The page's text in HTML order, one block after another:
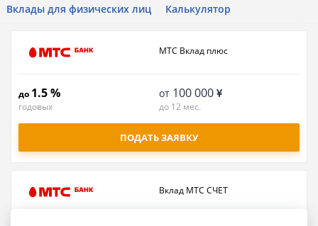
Вклады для физических лиц Калькулятор
МТС Вклад плюс
до 1.5 %
годовых
от 100 000
до 12 мес.
ПОДАТЬ ЗАЯВКУ
Вклад МТС СЧЕТ